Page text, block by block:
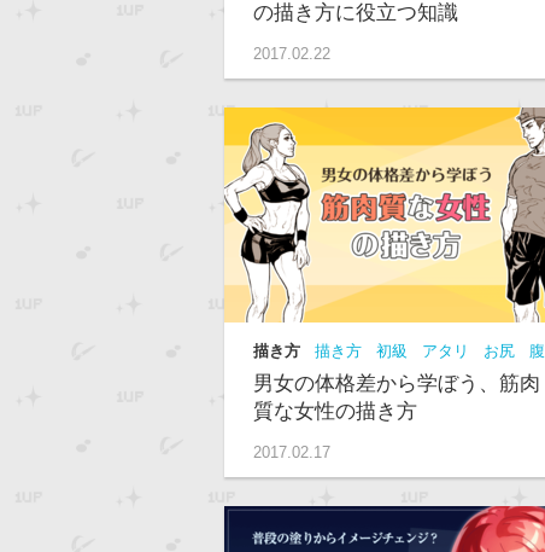
の描き方に役立つ知識
2017.02.22
描き方 描き方 初級 アタリ お尻
腹
筋
体 講座
男女の体格差から学ぼう、筋肉
質な女性の描き方
2017.02.17